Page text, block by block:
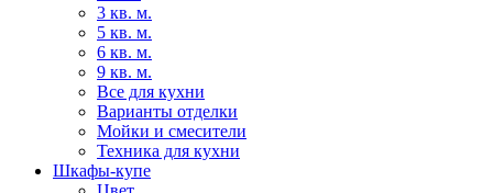
3 кв. м.
5 кв. м.
6 кв. м.
9 кв. м.
Все для кухни
Варианты отделки
Мойки и смесители
Техника для кухни
Шкафы-купе